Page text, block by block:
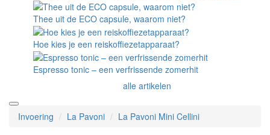
Thee uit de ECO capsule, waarom niet?
Hoe kies je een reiskoffiezetapparaat?
Espresso tonic – een verfrissende zomerhit
alle artikelen
Invoering La Pavoni La Pavoni Mini Cellini